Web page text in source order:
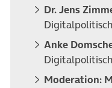
Dr. Jens
Anke
Moderation: